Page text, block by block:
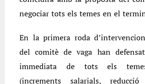
negociar tots els temes en el
En la primera roda
del comitè de vaga han
immediata de tots els
(increments salarials,